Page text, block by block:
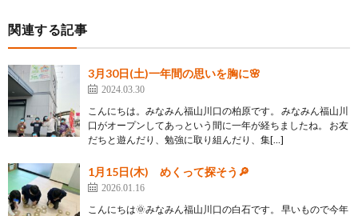
関連する記事
3月30日(土)一年間の思いを胸に🌸
2024.03.30
こんにちは。みなみん福山川口の柏原です。 みなみん福山川
口がオープンしてあっという間に一年が経ちましたね。 お友
だちと遊んだり、勉強に取り組んだり、集[…]
1月15日(木) めくって探そう🔎
2026.01.16
こんにちは🌞みなみん福山川口の白石です。 早いもので今年